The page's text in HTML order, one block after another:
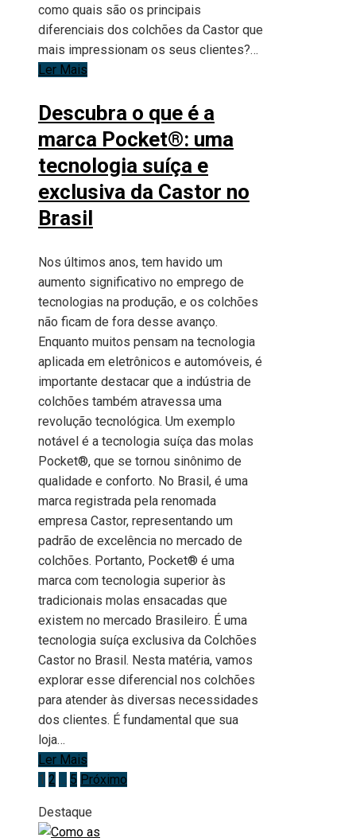
como quais são os principais
diferenciais dos colchões da Castor que
mais impressionam os seus clientes?…
Ler Mais
Descubra o que é a
marca Pocket®: uma
tecnologia suíça e
exclusiva da Castor no
Brasil
Nos últimos anos, tem havido um
aumento significativo no emprego de
tecnologias na produção, e os colchões
não ficam de fora desse avanço.
Enquanto muitos pensam na tecnologia
aplicada em eletrônicos e automóveis, é
importante destacar que a indústria de
colchões também atravessa uma
revolução tecnológica. Um exemplo
notável é a tecnologia suíça das molas
Pocket®, que se tornou sinônimo de
qualidade e conforto. No Brasil, é uma
marca registrada pela renomada
empresa Castor, representando um
padrão de excelência no mercado de
colchões. Portanto, Pocket® é uma
marca com tecnologia superior às
tradicionais molas ensacadas que
existem no mercado Brasileiro. É uma
tecnologia suíça exclusiva da Colchões
Castor no Brasil. Nesta matéria, vamos
explorar esse diferencial nos colchões
para atender às diversas necessidades
dos clientes. É fundamental que sua
loja…
Ler Mais
Paginação
de
1 2 5 Próximo
Destaque